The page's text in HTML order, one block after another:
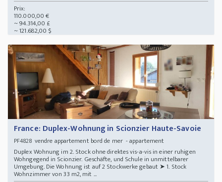
Prix:
110.000,00 €
~ 94.314,00 £
~ 121.682,00 $
France: Duplex-Wohnung in Scionzier Haute-Savoie
PF4828vendre appartement bord de mer - appartement
Duplex Wohnung im 2. Stock ohne direktes vis-a-vis in einer ruhigen
Wohngegend in Scionzier. Geschäfte, und Schule in unmittelbarer
Umgebung. Die Wohnung ist auf 2 Stockwerke gebaut ➤ 1. Stock
Wohnzimmer von 33 m2, mit ...